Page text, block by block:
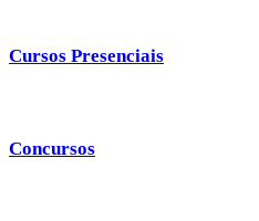
Cursos Presenciais
Concursos